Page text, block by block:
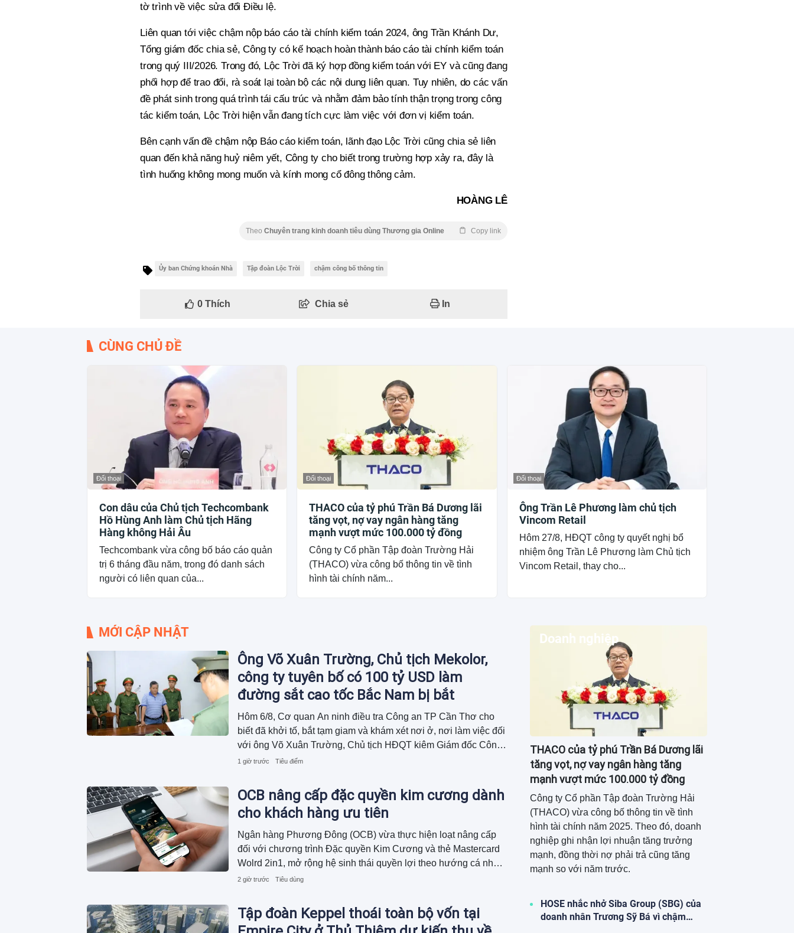
tờ trình về việc sửa đổi Điều lệ.
Liên quan tới việc chậm nộp báo cáo tài chính kiểm toán 2024, ông Trần Khánh Dư,
Tổng giám đốc chia sẻ, Công ty có kế hoạch hoàn thành báo cáo tài chính kiểm toán
trong quý III/2026. Trong đó, Lộc Trời đã ký hợp đồng kiểm toán với EY và cũng đang
phối hợp để trao đổi, rà soát lại toàn bộ các nội dung liên quan. Tuy nhiên, do các vấn
đề phát sinh trong quá trình tái cấu trúc và nhằm đảm bảo tính thận trọng trong công
tác kiểm toán, Lộc Trời hiện vẫn đang tích cực làm việc với đơn vị kiểm toán.
Bên cạnh vấn đề chậm nộp Báo cáo kiểm toán, lãnh đạo Lộc Trời cũng chia sẻ liên
quan đến khả năng huỷ niêm yết, Công ty cho biết trong trường hợp xảy ra, đây là
tình huống không mong muốn và kính mong cổ đông thông cảm.
HOÀNG LÊ
Theo Chuyên trang kinh doanh tiêu dùng Thương gia Online Copy link
Ủy ban Chứng khoán Nhà Tập đoàn Lộc Trời chậm công bố thông tin
0Thích Chia sẻ In
CÙNG CHỦ ĐỀ
Đối thoại
Con dâu của Chủ tịch Techcombank
Hồ Hùng Anh làm Chủ tịch Hãng
Hàng không Hải Âu
Techcombank vừa công bố báo cáo quản
trị 6 tháng đầu năm, trong đó danh sách
người có liên quan của...
Đối thoại
THACO của tỷ phú Trần Bá Dương lãi
tăng vọt, nợ vay ngân hàng tăng
mạnh vượt mức 100.000 tỷ đồng
Công ty Cổ phần Tập đoàn Trường Hải
(THACO) vừa công bố thông tin về tình
hình tài chính năm...
Đối thoại
Ông Trần Lê Phương làm chủ tịch
Vincom Retail
Hôm 27/8, HĐQT công ty quyết nghị bổ
nhiệm ông Trần Lê Phương làm Chủ tịch
Vincom Retail, thay cho...
MỚI CẬP NHẬT
Ông Võ Xuân Trường, Chủ tịch Mekolor,
công ty tuyên bố có 100 tỷ USD làm
đường sắt cao tốc Bắc Nam bị bắt
Hôm 6/8, Cơ quan An ninh điều tra Công an TP Cần Thơ cho
biết đã khởi tố, bắt tạm giam và khám xét nơi ở, nơi làm việc đối
với ông Võ Xuân Trường, Chủ tịch HĐQT kiêm Giám đốc Công
ty CP Mekolor.
1 giờ trước Tiêu điểm
OCB nâng cấp đặc quyền kim cương dành
cho khách hàng ưu tiên
Ngân hàng Phương Đông (OCB) vừa thực hiện loạt nâng cấp
đối với chương trình Đặc quyền Kim Cương và thẻ Mastercard
Wolrd 2in1, mở rộng hệ sinh thái quyền lợi theo hướng cá nhân
hóa và gắn với điểm chạm trong từng khoảnh khắc sống. Hoạt
tiên không chỉ tập trung vào quản lý tài sản mà còn đồng hành
cùng khách hàng trên hành trình nâng cao trải nghiệm.
2 giờ trước Tiêu dùng
Tập đoàn Keppel thoái toàn bộ vốn tại
Doanh nghiệp
THACO của tỷ phú Trần Bá Dương lãi
tăng vọt, nợ vay ngân hàng tăng
mạnh vượt mức 100.000 tỷ đồng
Công ty Cổ phần Tập đoàn Trường Hải
(THACO) vừa công bố thông tin về tình
hình tài chính năm 2025. Theo đó, doanh
nghiệp ghi nhận lợi nhuận tăng trưởng
mạnh, đồng thời nợ phải trả cũng tăng
mạnh so với năm trước.
HOSE nhắc nhở Siba Group (SBG) của
doanh nhân Trương Sỹ Bá vì chậm